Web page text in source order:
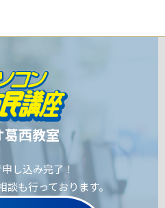
葛西教室
し込み完了！
談も行っております。